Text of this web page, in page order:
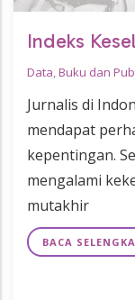
Indeks
Data,Buku dan
Jurnalis di
mendapat
kepentingan.
mengalami
mutakhir
BACA